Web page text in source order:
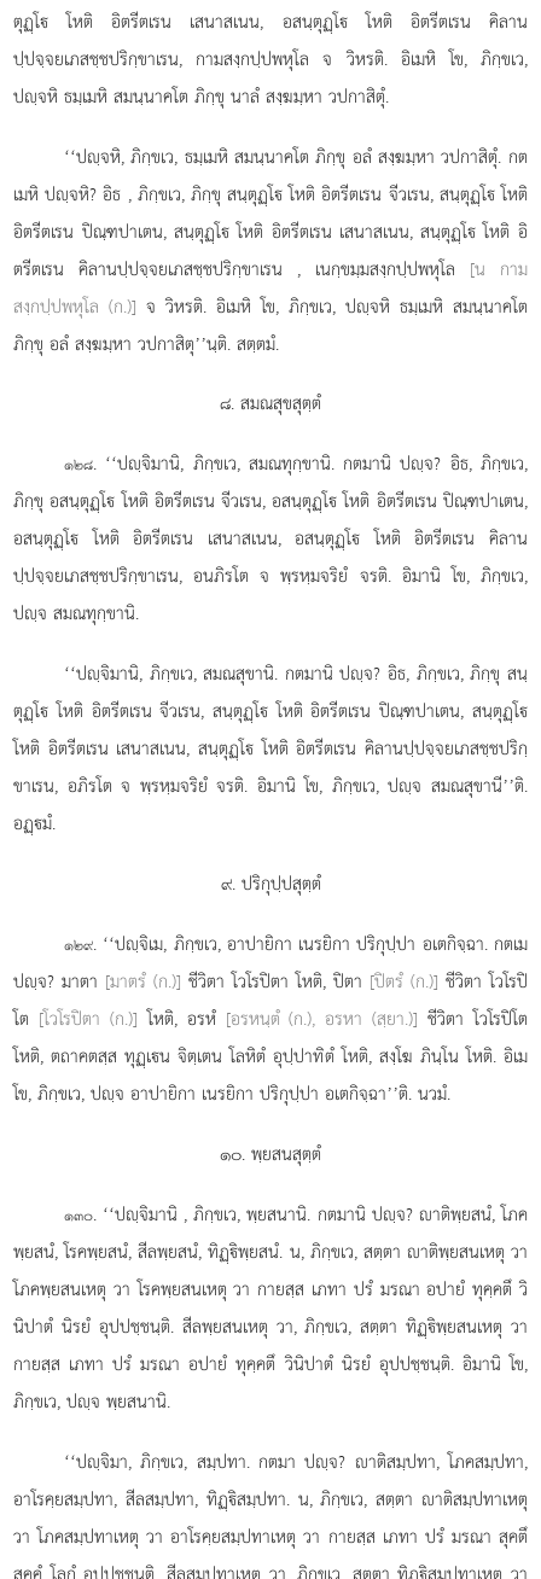
ตุฏฺโ โหติ อิตรีตเรน เสนาสเนน, อสนฺตุฏฺโ โหติ อิตรีตเรน คิลาน
ปฺปจฺจยเภสชฺชปริกฺขาเรน, กามสงฺกปฺปพหุโล จ วิหรติ. อิเมหิ โข, ภิกฺขเว,
ปฺจหิ ธมฺเมหิ สมนฺนาคโต ภิกฺขุ นาลํ สงฺฆมฺหา วปกาสิตุํ.
‘‘ปฺจหิ, ภิกฺขเว, ธมฺเมหิ สมนฺนาคโต ภิกฺขุ อลํ สงฺฆมฺหา วปกาสิตุํ. กต
เมหิ ปฺจหิ? อิธ , ภิกฺขเว, ภิกฺขุ สนฺตุฏฺโ โหติ อิตรีตเรน จีวเรน, สนฺตุฏฺโ โหติ
อิตรีตเรน ปิณฺฑปาเตน, สนฺตุฏฺโ โหติ อิตรีตเรน เสนาสเนน, สนฺตุฏฺโ โหติ อิ
ตรีตเรน คิลานปฺปจฺจยเภสชฺชปริกฺขาเรน , เนกฺขมฺมสงฺกปฺปพหุโล [น กาม
สงฺกปฺปพหุโล (ก.)] จ วิหรติ. อิเมหิ โข, ภิกฺขเว, ปฺจหิ ธมฺเมหิ สมนฺนาคโต
ภิกฺขุ อลํ สงฺฆมฺหา วปกาสิตุ’’นฺติ. สตฺตมํ.
๘. สมณสุขสุตฺตํ
๑๒๘. ‘‘ปฺจิมานิ, ภิกฺขเว, สมณทุกฺขานิ. กตมานิ ปฺจ? อิธ, ภิกฺขเว,
ภิกฺขุ อสนฺตุฏฺโ โหติ อิตรีตเรน จีวเรน, อสนฺตุฏฺโ โหติ อิตรีตเรน ปิณฺฑปาเตน,
อสนฺตุฏฺโ โหติ อิตรีตเรน เสนาสเนน, อสนฺตุฏฺโ โหติ อิตรีตเรน คิลาน
ปฺปจฺจยเภสชฺชปริกฺขาเรน, อนภิรโตจ พฺรหฺมจริยํ จรติ. อิมานิ โข, ภิกฺขเว,
ปฺจ สมณทุกฺขานิ.
‘‘ปฺจิมานิ, ภิกฺขเว, สมณสุขานิ. กตมานิ ปฺจ? อิธ, ภิกฺขเว, ภิกฺขุ สนฺ
ตุฏฺโ โหติ อิตรีตเรน จีวเรน, สนฺตุฏฺโ โหติ อิตรีตเรน ปิณฺฑปาเตน, สนฺตุฏฺโ
โหติ อิตรีตเรน เสนาสเนน, สนฺตุฏฺโ โหติ อิตรีตเรน คิลานปฺปจฺจยเภสชฺชปริกฺ
ขาเรน, อภิรโต จ พฺรหฺมจริยํ จรติ. อิมานิ โข, ภิกฺขเว, ปฺจ สมณสุขานี’’ติ.
อฏฺมํ.
๙. ปริกุปฺปสุตฺตํ
๑๒๙. ‘‘ปฺจิเม, ภิกฺขเว, อาปายิกา เนรยิกา ปริกุปฺปา อเตกิจฺฉา. กตเม
ปฺจ? มาตา [มาตรํ (ก.)] ชีวิตา โวโรปิตา โหติ, ปิตา [ปิตรํ (ก.)] ชีวิตา โวโรปิ
โต [โวโรปิตา (ก.)] โหติ, อรหํ [อรหนฺตํ (ก.), อรหา (สฺยา.)] ชีวิตา โวโรปิโต
โหติ, ตถาคตสฺส ทุฏฺเน จิตฺเตน โลหิตํ อุปฺปาทิตํ โหติ, สงฺโฆ ภินฺโน โหติ. อิเม
โข, ภิกฺขเว, ปฺจ อาปายิกา เนรยิกา ปริกุปฺปา อเตกิจฺฉา’’ติ. นวมํ.
๑๐. พฺยสนสุตฺตํ
๑๓๐. ‘‘ปฺจิมานิ , ภิกฺขเว, พฺยสนานิ. กตมานิ ปฺจ? าติพฺยสนํ, โภค
พฺยสนํ, โรคพฺยสนํ, สีลพฺยสนํ, ทิฏฺิพฺยสนํ. น, ภิกฺขเว, สตฺตา าติพฺยสนเหตุ วา
โภคพฺยสนเหตุ วา โรคพฺยสนเหตุ วา กายสฺส เภทา ปรํ มรณา อปายํ ทุคฺคตึ วิ
นิปาตํ นิรยํ อุปปชฺชนฺติ. สีลพฺยสนเหตุ วา, ภิกฺขเว, สตฺตา ทิฏฺิพฺยสนเหตุ วา
กายสฺส เภทา ปรํ มรณา อปายํ ทุคฺคตึ วินิปาตํ นิรยํ อุปปชฺชนฺติ. อิมานิ โข,
ภิกฺขเว, ปฺจ พฺยสนานิ.
‘‘ปฺจิมา, ภิกฺขเว, สมฺปทา. กตมา ปฺจ? าติสมฺปทา, โภคสมฺปทา,
อาโรคฺยสมฺปทา, สีลสมฺปทา, ทิฏฺิสมฺปทา. น, ภิกฺขเว, สตฺตา าติสมฺปทาเหตุ
วา โภคสมฺปทาเหตุ วา อาโรคฺยสมฺปทาเหตุวา กายสฺส เภทา ปรํ มรณา สุคตึ